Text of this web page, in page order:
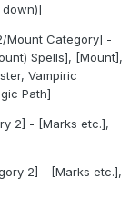
Mount Category] -
Spells], [Mount],
Vampiric
Path]
2] - [Marks etc.],
2] - [Marks etc.],